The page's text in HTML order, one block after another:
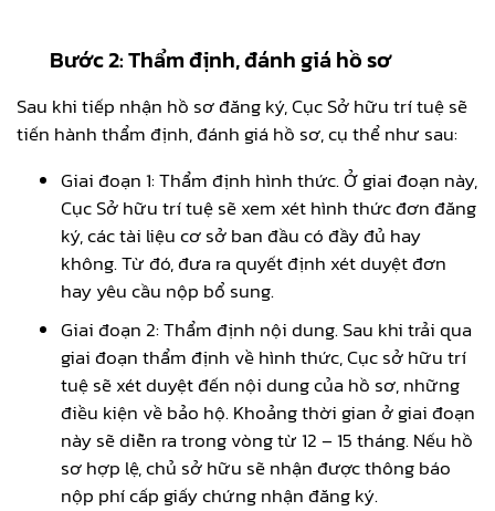
Bước 2: Thẩm định, đánh giá hồ sơ
Sau khi tiếp nhận hồ sơ đăng ký, Cục Sở hữu trí tuệ sẽ
tiến hành thẩm định, đánh giá hồ sơ, cụ thể như sau:
Giai đoạn 1: Thẩm định hình thức. Ở giai đoạn này,
Cục Sở hữu trí tuệ sẽ xem xét hình thức đơn đăng
ký, các tài liệu cơ sở ban đầu có đầy đủ hay
không. Từ đó, đưa ra quyết định xét duyệt đơn
hay yêu cầu nộp bổ sung.
Giai đoạn 2: Thẩm định nội dung. Sau khi trải qua
giai đoạn thẩm định về hình thức, Cục sở hữu trí
tuệ sẽ xét duyệt đến nội dung của hồ sơ, những
điều kiện về bảo hộ. Khoảng thời gian ở giai đoạn
này sẽ diễn ra trong vòng từ 12 – 15 tháng. Nếu hồ
sơ hợp lệ, chủ sở hữu sẽ nhận được thông báo
nộp phí cấp giấy chứng nhận đăng ký.